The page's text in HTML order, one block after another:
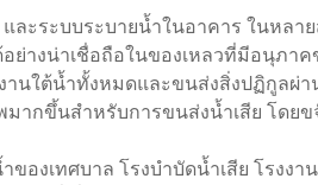
ะระบบระบายน้ำในอาคาร ในหล
างน่าเชื่อถือในของเหลวที่มีอนุภา
นใต้น้ำทั้งหมดและขนส่งสิ่งปฏิกูลผ่
ากขึ้นสำหรับการขนส่งน้ำเสีย โด
งเทศบาล โรงบำบัดน้ำเสีย โรงง